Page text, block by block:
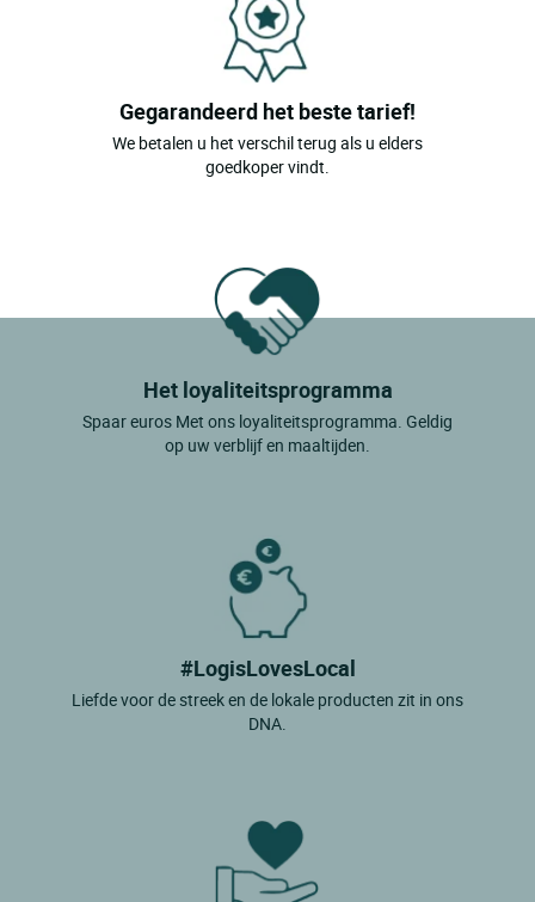
Gegarandeerd het beste tarief!
We betalen u het verschil terug als u elders
goedkoper vindt.
Het loyaliteitsprogramma
Spaar euros Met ons loyaliteitsprogramma. Geldig
op uw verblijf en maaltijden.
#LogisLovesLocal
Liefde voor de streek en de lokale producten zit in ons
DNA.